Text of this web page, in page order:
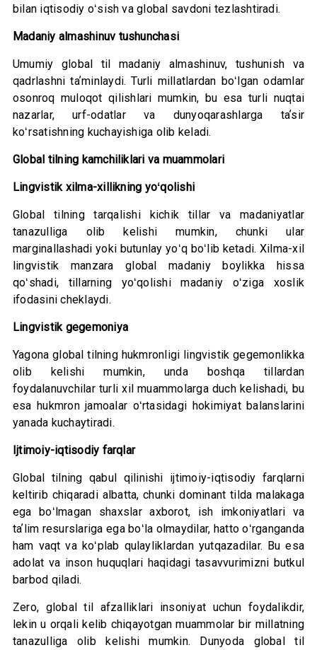
bilan iqtisodiy oʻsish va global savdoni tezlashtiradi.
Madaniy almashinuv tushunchasi
Umumiy global til madaniy almashinuv, tushunish va
qadrlashni taʼminlaydi. Turli millatlardan boʻlgan odamlar
osonroq muloqot qilishlari mumkin, bu esa turli nuqtai
nazarlar, urf-odatlar va dunyoqarashlarga taʼsir
koʻrsatishning kuchayishiga olib keladi.
Global tilning kamchiliklari va muammolari
Lingvistik xilma-xillikning yoʻqolishi
Global tilning tarqalishi kichik tillar va madaniyatlar
tanazulliga olib kelishi mumkin, chunki ular
marginallashadi yoki butunlay yoʻq boʻlib ketadi. Xilma-xil
lingvistik manzara global madaniy boylikka hissa
qoʻshadi, tillarning yoʻqolishi madaniy oʻziga xoslik
ifodasini cheklaydi.
Lingvistik gegemoniya
Yagona global tilning hukmronligi lingvistik gegemonlikka
olib kelishi mumkin, unda boshqa tillardan
foydalanuvchilar turli xil muammolarga duch kelishadi, bu
esa hukmron jamoalar oʻrtasidagi hokimiyat balanslarini
yanada kuchaytiradi.
Ijtimoiy-iqtisodiy farqlar
Global tilning qabul qilinishi ijtimoiy-iqtisodiy farqlarni
keltirib chiqaradi albatta, chunki dominant tilda malakaga
ega boʻlmagan shaxslar axborot, ish imkoniyatlari va
taʼlim resurslariga ega boʻla olmaydilar, hatto oʻrganganda
ham vaqt va koʻplab qulayliklardan yutqazadilar. Bu esa
adolat va inson huquqlari haqidagi tasavvurimizni butkul
barbod qiladi.
Zero, global til afzalliklari insoniyat uchun foydalikdir,
lekin u orqali kelib chiqayotgan muammolar bir millatning
tanazulliga olib kelishi mumkin. Dunyoda global til